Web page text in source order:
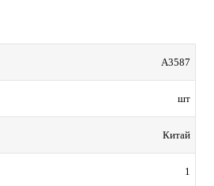
A3587
шт
Китай
1